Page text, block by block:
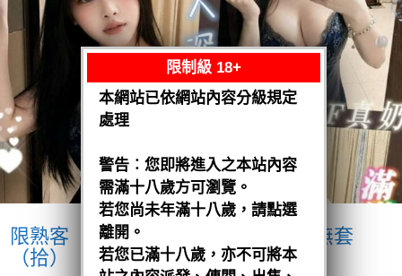
限熟客【麻豆】奶妹
馬來$1900 .無套
（拾）
限制級 18+
本網站已依網站內容分級規定
處理
警告︰您即將進入之本站內容
需滿十八歲方可瀏覽。
若您尚未年滿十八歲，請點選
離開。
若您已滿十八歲，亦不可將本